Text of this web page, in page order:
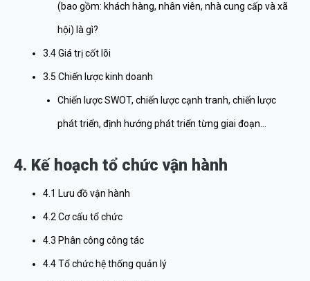
(bao gồm: khách hàng, nhân viên, nhà cung cấp và xã
hội) là gì?
3.4 Giá trị cốt lõi
3.5 Chiến lược kinh doanh
Chiến lược SWOT, chiến lược cạnh tranh, chiến lược
phát triển, định hướng phát triển từng giai đoạn…
4. Kế hoạch tổ chức vận hành
4.1 Lưu đồ vận hành
4.2 Cơ cấu tổ chức
4.3 Phân công công tác
4.4 Tổ chức hệ thống quản lý